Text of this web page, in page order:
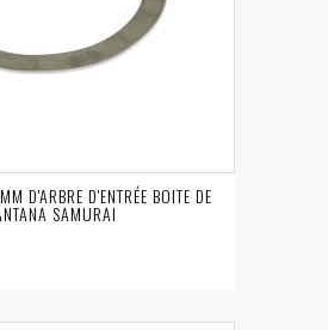
D'ARBRE D'ENTRÉE BOITE DE
SAMURAI